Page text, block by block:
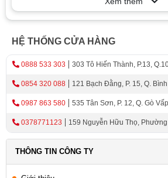
sản phẩm chất lượng cao, đáp
Sản phẩm đa dạng, chất
Máy hút mùi: Loại bỏ hiệu quả mùi
đến bầu không khí trong lành cho
Lò vi sóng:Giúp bạn nấu nướng,
nhanh chóng và tiện lợi.
Bếp từ:
Tiết kiệm năng lượng, an
Lò nướng
HỆ THỐNG CỬA HÀNG
0888 533 303 303 Tô Hiến Thành, P.13,
0854 320 088 121 Bạch Đằng, P. 15, Q.
0987 863 580 535 Tân Sơn, P. 12, Q. Gò
0378771123
159 Nguyễn Hữu Thọ,
THÔNG TIN CÔNG TY